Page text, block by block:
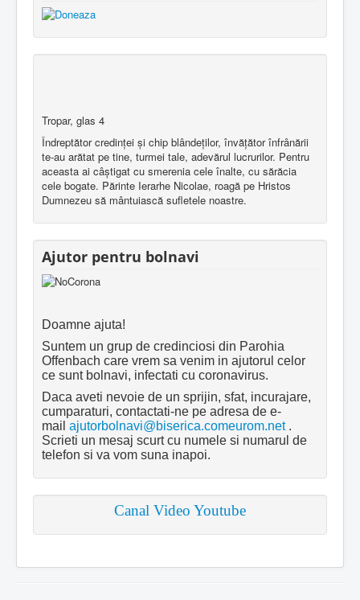
Tropar, glas 4
Îndreptător credinţei şi chip blândeţilor, învăţător înfrânării
te-au arătat pe tine, turmei tale, adevărul lucrurilor. Pentru
aceasta ai câştigat cu smerenia cele înalte, cu sărăcia
cele bogate. Părinte Ierarhe Nicolae, roagă pe Hristos
Dumnezeu să mântuiască sufletele noastre.
Ajutor pentru bolnavi
Doamne ajuta!
Suntem un grup de credinciosi din Parohia
Offenbach care vrem sa venim in ajutorul celor
ce sunt bolnavi, infectati cu coronavirus.
Daca aveti nevoie de un sprijin, sfat, incurajare,
cumparaturi, contactati-ne pe adresa de e-
mail ajutorbolnavi@biserica.comeurom.net.
Scrieti un mesaj scurt cu numele si numarul de
telefon si va vom suna inapoi.
Canal Video Youtube